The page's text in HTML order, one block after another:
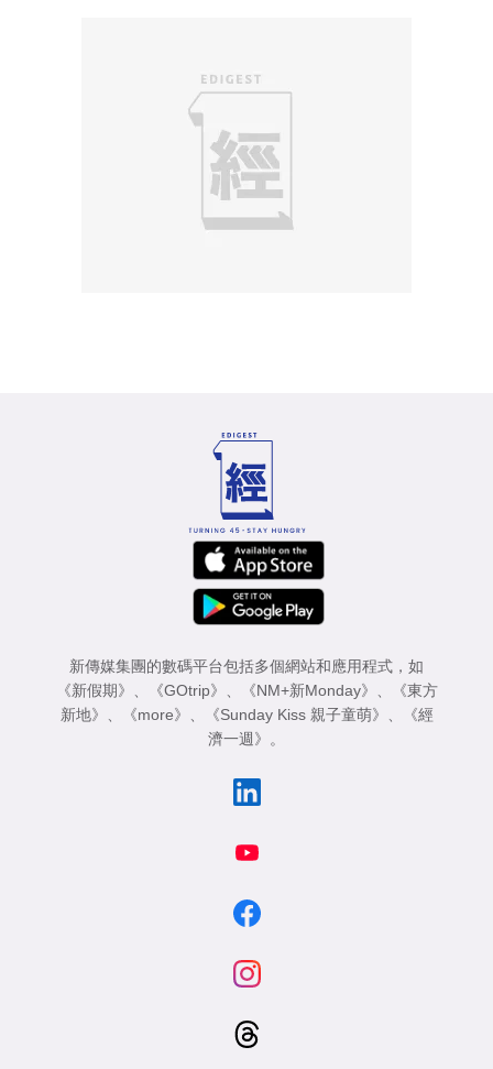
新傳媒集團的數碼平台包括多個網站和應用程式，如
《新假期》 、 《GOtrip》 、 《NM+新Monday》 、
《東方
新地》 、 《more》 、 《Sunday Kiss 親子童萌》 、
《經
濟一週》 。